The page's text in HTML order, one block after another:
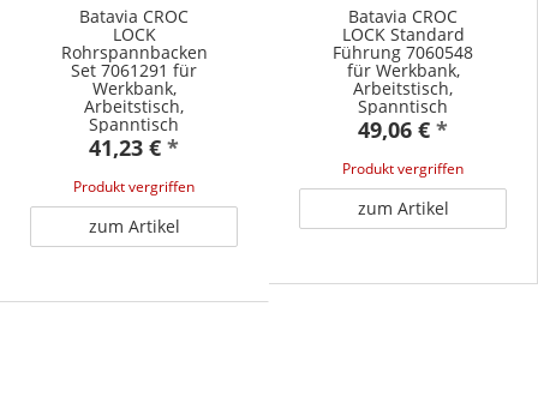
Batavia CROC
LOCK
Rohrspannbacken
Set 7061291 für
Werkbank,
Arbeitstisch,
Spanntisch
41,23 € *
Produkt vergriffen
zum Artikel
Batavia CROC
LOCK Standard
Führung 7060548
für Werkbank,
Arbeitstisch,
Spanntisch
49,06 € *
Produkt vergriffen
zum Artikel